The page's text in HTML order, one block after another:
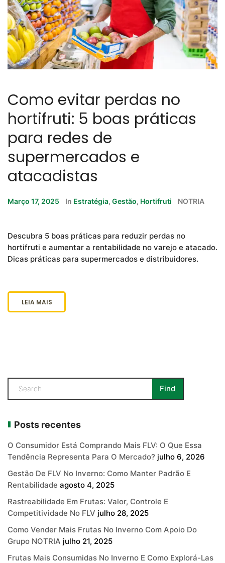
Como evitar perdas no
hortifruti: 5 boas práticas
para redes de
supermercados e
atacadistas
Março 17, 2025 In Estratégia, Gestão, Hortifruti NOTRIA
Descubra 5 boas práticas para reduzir perdas no
hortifruti e aumentar a rentabilidade no varejo e atacado.
Dicas práticas para supermercados e distribuidores.
LEIA MAIS
Posts recentes
O Consumidor Está Comprando Mais FLV: O Que Essa
Tendência Representa Para O Mercado? julho 6, 2026
Gestão De FLV No Inverno: Como Manter Padrão E
Rentabilidade agosto 4, 2025
Rastreabilidade Em Frutas: Valor, Controle E
Competitividade No FLV julho 28, 2025
Como Vender Mais Frutas No Inverno Com Apoio Do
Grupo NOTRIA julho 21, 2025
Frutas Mais Consumidas No Inverno E Como Explorá-Las